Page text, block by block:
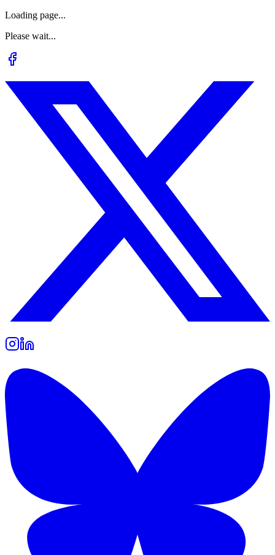
Loading page...
Please wait...